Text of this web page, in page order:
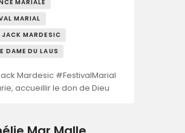
MARIALE
MARIAL
JACK MARDESIC
DAME DU LAUS
Mardesic #FestivalMarial
accueillir le don de Dieu